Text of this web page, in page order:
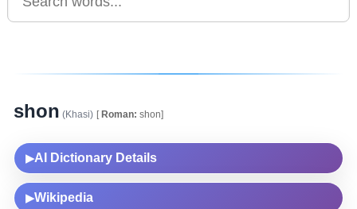
shon (Khasi) [Roman: shon]
▶AI Dictionary Details
▶Wikipedia